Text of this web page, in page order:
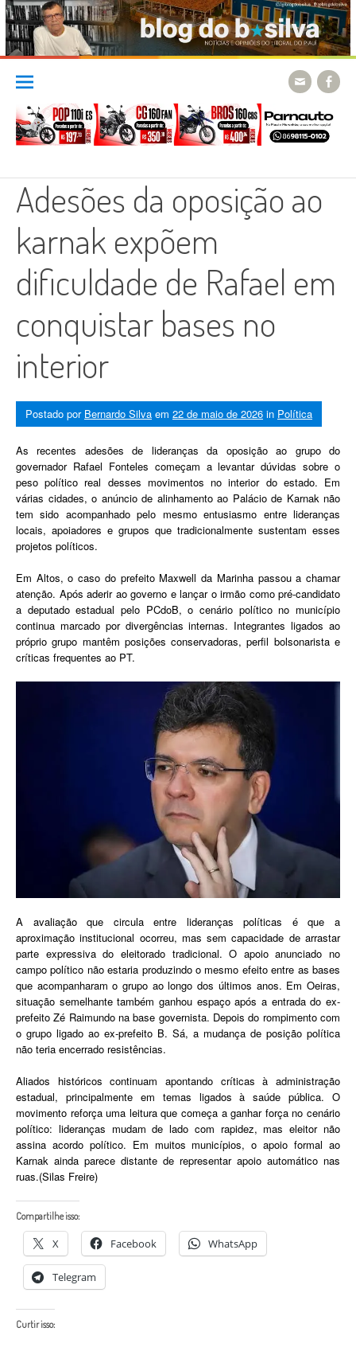
Skip
content
Adesões da oposição ao
karnak expõem
dificuldade de Rafael em
conquistar bases no
interior
Postado por Bernardo Silva em 22 de maio de 2026 in Política
As recentes adesões de lideranças da oposição ao grupo do
governador Rafael Fonteles começam a levantar dúvidas sobre o
peso político real desses movimentos no interior do estado. Em
várias cidades, o anúncio de alinhamento ao Palácio de Karnak não
tem sido acompanhado pelo mesmo entusiasmo entre lideranças
locais, apoiadores e grupos que tradicionalmente sustentam esses
projetos políticos.
Em Altos, o caso do prefeito Maxwell da Marinha passou a chamar
atenção. Após aderir ao governo e lançar o irmão como pré-candidato
a deputado estadual pelo PCdoB, o cenário político no município
continua marcado por divergências internas. Integrantes ligados ao
próprio grupo mantêm posições conservadoras, perfil bolsonarista e
críticas frequentes ao PT.
A avaliação que circula entre lideranças políticas é que a
aproximação institucional ocorreu, mas sem capacidade de arrastar
parte expressiva do eleitorado tradicional. O apoio anunciado no
campo político não estaria produzindo o mesmo efeito entre as bases
que acompanharam o grupo ao longo dos últimos anos. Em Oeiras,
situação semelhante também ganhou espaço após a entrada do ex-
prefeito Zé Raimundo na base governista. Depois do rompimento com
o grupo ligado ao ex-prefeito B. Sá, a mudança de posição política
não teria encerrado resistências.
Aliados históricos continuam apontando críticas à administração
estadual, principalmente em temas ligados à saúde pública. O
movimento reforça uma leitura que começa a ganhar força no cenário
político: lideranças mudam de lado com rapidez, mas eleitor não
assina acordo político. Em muitos municípios, o apoio formal ao
Karnak ainda parece distante de representar apoio automático nas
ruas.(Silas Freire)
Compartilhe isso:
X Facebook WhatsApp
Telegram
Curtir isso: